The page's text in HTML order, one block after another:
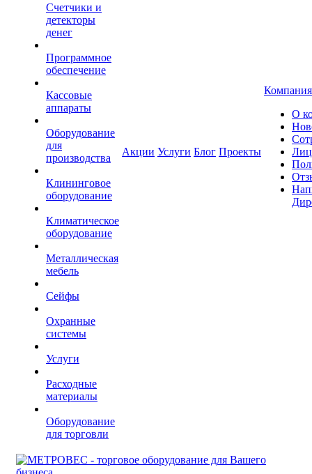
Счетчики и
детекторы
денег
Программное
обеспечение
Кассовые
аппараты
Оборудование
для
производства
Клининговое
оборудование
Климатическое
оборудование
Металлическая
мебель
Сейфы
Охранные
системы
Услуги
Расходные
материалы
Оборудование
для торговли
Акции Услуги Блог Проекты
Компания
О